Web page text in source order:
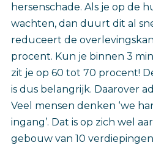
hersenschade. Als je op de
wachten, dan duurt dit al
reduceert de
procent. Kun je binnen 3
zit je op 60 tot 70 procent!
is dus belangrijk. Daarover
Veel mensen denken ‘we
ingang’. Dat is op zich wel
gebouw van 10